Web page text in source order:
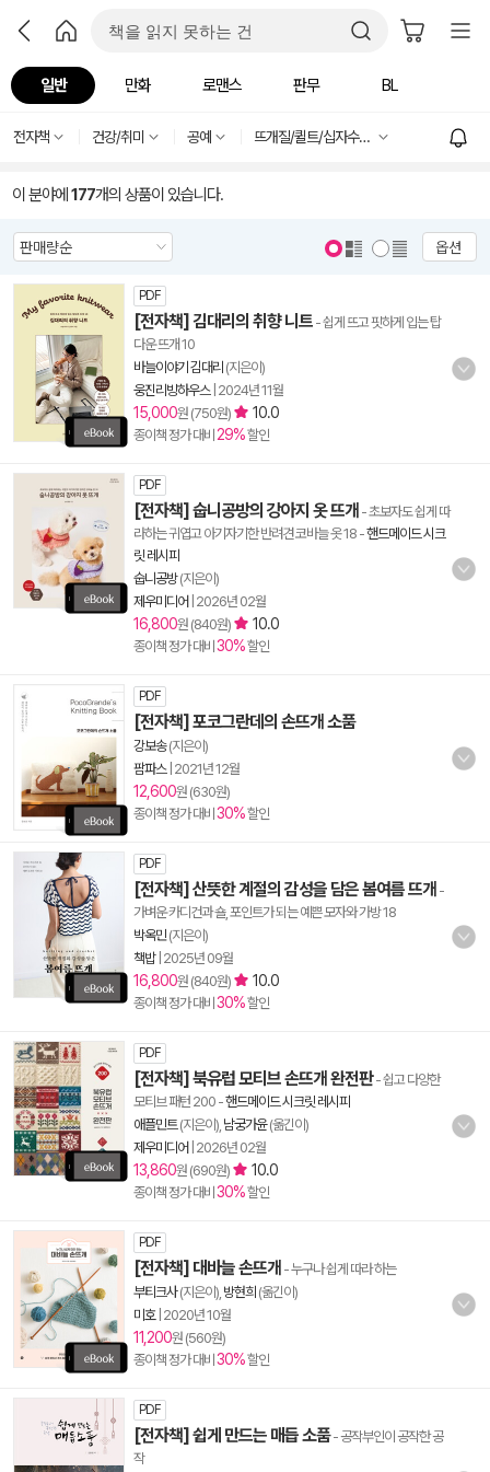
일반 만화 로맨스 판무 BL
전자책 건강/취미 공예 뜨개질/퀼트/십자수/바느질
이 분야에 177개의 상품이 있습니다.
옵션
PDF
[전자책] 김대리의 취향 니트 - 쉽게 뜨고 핏하게 입는 탑
다운 뜨개 10
바늘이야기 김대리 (지은이)
웅진리빙하우스| 2024년 11월
15,000원 (750원) 10.0
종이책 정가 대비 29%할인
PDF
[전자책] 숩니공방의 강아지 옷 뜨개 - 초보자도 쉽게 따
라하는 귀엽고 아기자기한 반려견 코바늘 옷 18 -핸드메이드 시크
릿 레시피
숩니공방(지은이)
제우미디어 2026년 02월
16,800원 (840원) 10.0
종이책 정가 대비 30%할인
PDF
[전자책] 포코그란데의 손뜨개 소품
강보송(지은이)
팜파스| 2021년 12월
12,600원 (630원)
종이책 정가 대비 30%할인
PDF
[전자책] 산뜻한 계절의 감성을 담은 봄여름 뜨개 -
가벼운 카디건과 숄, 포인트가 되는 예쁜 모자와 가방 18
박옥민(지은이)
책밥| 2025년 09월
16,800원 (840원) 10.0
종이책 정가 대비 30%할인
PDF
[전자책] 북유럽 모티브 손뜨개 완전판- 쉽고 다양한
모티브 패턴 200 -핸드메이드 시크릿 레시피
애플민트(지은이), 남궁가윤(옮긴이)
제우미디어 2026년 02월
13,860원 (690원) 10.0
종이책 정가 대비 30%할인
PDF
[전자책] 대바늘 손뜨개 - 누구나 쉽게 따라 하는
부티크사(지은이), 방현희 (옮긴이)
미호| 2020년 10월
11,200원 (560원)
종이책 정가 대비 30%할인
PDF
[전자책] 쉽게 만드는 매듭 소품- 공작부인이 공작한 공
작